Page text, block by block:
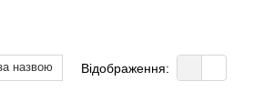
назвою Відображення: